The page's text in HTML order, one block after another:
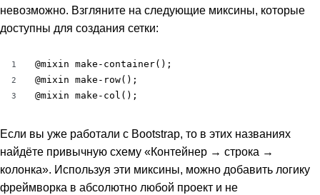
невозможно. Взгляните на следующие миксины, которые
доступны для создания сетки:
1
2
3
@mixin make-container();
@mixin make-row();
@mixin make-col();
Если вы уже работали с Bootstrap, то в этих названиях
найдёте привычную схему «Контейнер → строка →
колонка». Используя эти миксины, можно добавить логику
фреймворка в абсолютно любой проект и не